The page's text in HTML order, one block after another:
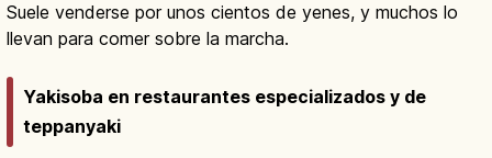
Suele venderse por unos cientos de yenes, y muchos lo
llevan para comer sobre la marcha.
Yakisoba en restaurantes especializados y de
teppanyaki